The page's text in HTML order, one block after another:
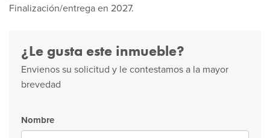
Finalización/entrega en 2027.
¿Le gusta este inmueble?
Envienos su solicitud y le contestamos a la mayor
brevedad
Nombre